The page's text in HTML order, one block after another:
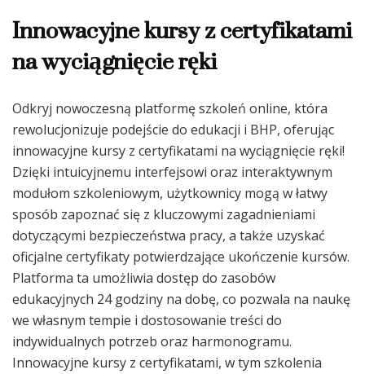
Innowacyjne kursy z certyfikatami
na wyciągnięcie ręki
Odkryj nowoczesną platformę szkoleń online, która
rewolucjonizuje podejście do edukacji i BHP, oferując
innowacyjne kursy z certyfikatami na wyciągnięcie ręki!
Dzięki intuicyjnemu interfejsowi oraz interaktywnym
modułom szkoleniowym, użytkownicy mogą w łatwy
sposób zapoznać się z kluczowymi zagadnieniami
dotyczącymi bezpieczeństwa pracy, a także uzyskać
oficjalne certyfikaty potwierdzające ukończenie kursów.
Platforma ta umożliwia dostęp do zasobów
edukacyjnych 24 godziny na dobę, co pozwala na naukę
we własnym tempie i dostosowanie treści do
indywidualnych potrzeb oraz harmonogramu.
Innowacyjne kursy z certyfikatami, w tym szkolenia